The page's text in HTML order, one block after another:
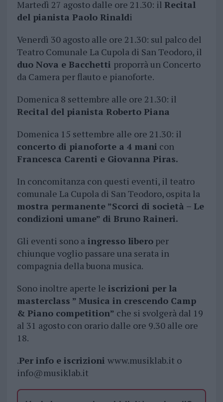
Martedì 27 agosto dalle ore 21.30: il Recital
del pianista Paolo Rinaldi
Venerdì 30 agosto alle ore 21.30: sul palco del
Teatro Comunale La Cupola di San Teodoro, il
duo Nova e Bacchetti proporrà un Concerto
da Camera per flauto e pianoforte.
Domenica 8 settembre alle ore 21.30: il
Recital del pianista Roberto Piana
Domenica 15 settembre alle ore 21.30: il
concerto di pianoforte a 4 mani con
Francesca Carenti e Giovanna Piras.
In concomitanza con questi eventi, il teatro
comunale La Cupola di San Teodoro, ospita la
mostra permanente ”Scorci di società – Le
condizioni umane” di Bruno Raineri.
Gli eventi sono aingresso liberoper
chiunque voglio passare una serata in
compagnia della buona musica.
Sono inoltre aperte le iscrizioni per la
masterclass ” Musica in crescendo Camp
& Piano competition” che si svolgerà dal 19
al 31 agosto con orario dalle ore 9.30 alle ore
18.
.Per info e iscrizioni www.musiklab.it o
info@musiklab.it